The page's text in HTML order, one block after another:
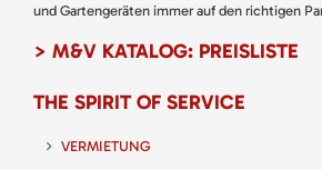
und Gartengeräten immer auf den richtigen
> M&V KATALOG: PREISLISTE
THE SPIRIT OF SERVICE
VERMIETUNG